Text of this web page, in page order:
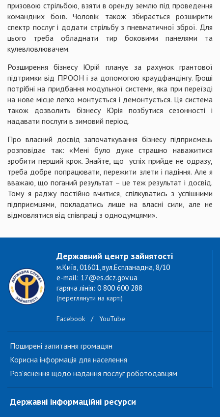
призовою стрільбою, взяти в оренду землю під проведення
командних боїв. Чоловік також збирається розширити
спектр послуг і додати стрільбу з пневматичної зброї. Для
цього треба обладнати тир боковими панелями та
кулевловлювачем.
Розширення бізнесу Юрій планує за рахунок грантової
підтримки від ПРООН і за допомогою краудфандінгу. Гроші
потрібні на придбання модульної системи, яка при переїзді
на нове місце легко монтується і демонтується. Ця система
також дозволить бізнесу Юрія позбутися сезонності і
надавати послуги в зимовий період.
Про власний досвід започаткування бізнесу підприємець
розповідає так: «Мені було дуже страшно наважитися
зробити перший крок. Знайте, що успіх прийде не одразу,
треба добре попрацювати, пережити злети і падіння. Але я
вважаю, що поганий результат – це теж результат і досвід.
Тому я раджу постійно вчитися, спілкуватись з успішними
підприємцями, покладатись лише на власні сили, але не
відмовлятися від співпраці з однодумцями».
Державний центр зайнятості
м.Київ, 01601, вул.Еспланадна, 8/10
e-mail: 17@es.dcz.gov.ua
гаряча лінія: 0 800 600 288
(переглянути на карті)
Facebook / YouTube
Поширені запитання громадян
Корисна інформація для населення
Роз'яснення щодо надання послуг роботодавцям
Державні інформаційні ресурси